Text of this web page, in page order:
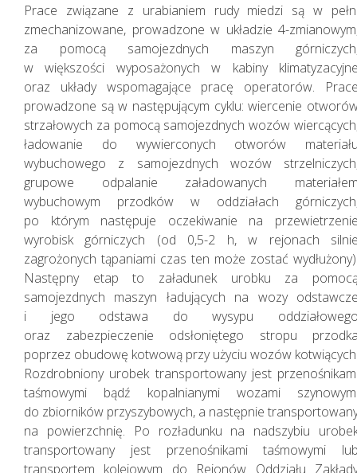
Zarządzanie kapitałem
ludzkim
Prace związane z urabianiem rudy miedzi są w
zmechanizowane, prowadzone w układzie 4-
za pomocą samojezdnych maszyn
w większości wyposażonych w kabiny
oraz układy wspomagające pracę operatorów.
prowadzone są w następującym cyklu: wiercenie
strzałowych za pomocą samojezdnych wozów
ładowanie do wywierconych otworów
wybuchowego z samojezdnych wozów
grupowe odpalanie załadowanych
wybuchowym przodków w oddziałach
po którym następuje oczekiwanie na
wyrobisk górniczych (od 0,5-2 h, w rejonach
zagrożonych tąpaniami czas ten może zostać
Następny etap to załadunek urobku za
samojezdnych maszyn ładujących na wozy
i jego odstawa do wysypu
oraz zabezpieczenie odsłoniętego stropu
poprzez obudowę kotwową przy użyciu wozów
Rozdrobniony urobek transportowany jest
taśmowymi bądź kopalnianymi wozami
do zbiorników przyszybowych, a następnie
na powierzchnię. Po rozładunku na nadszybiu
transportowany jest przenośnikami taśmowymi
transportem kolejowym do Rejonów Oddziału